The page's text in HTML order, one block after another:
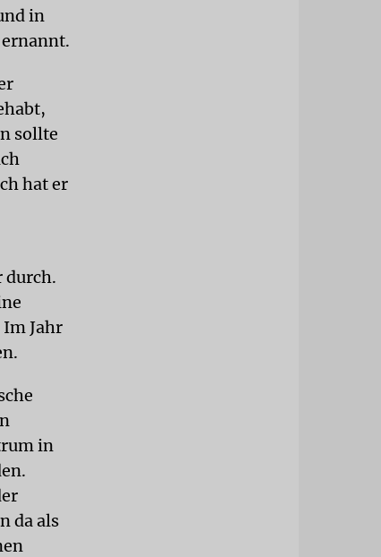
in
sollte
hat er
durch.
Jahr
in
da als